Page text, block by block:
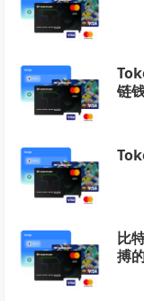
链
比
搏